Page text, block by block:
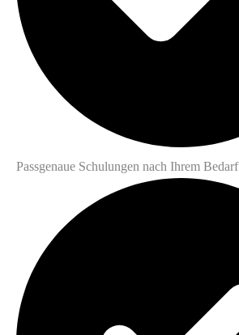
Passgenaue Schulungen nach Ihrem Bedarf